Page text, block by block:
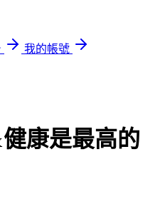
我的帳號
康是最高的